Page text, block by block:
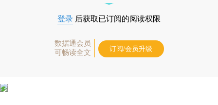
登录 后获取已订阅的阅读权限
数据通会员
可畅读全文
订阅/会员升级